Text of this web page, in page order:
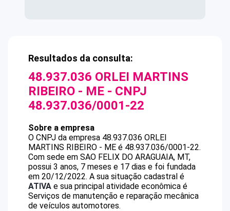
Resultados da consulta:
48.937.036 ORLEI MARTINS
RIBEIRO - ME - CNPJ
48.937.036/0001-22
Sobre a empresa
O CNPJ da empresa 48.937.036 ORLEI
MARTINS RIBEIRO - ME é 48.937.036/0001-22.
Com sede em SAO FELIX DO ARAGUAIA, MT,
possui 3 anos, 7 meses e 17 dias e foi fundada
em 20/12/2022. A sua situação cadastral é
ATIVA e sua principal atividade econômica é
Serviços de manutenção e reparação mecânica
de veículos automotores.